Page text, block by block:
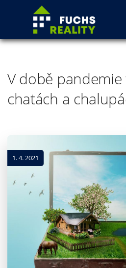
V době
chatách a
1. 4. 2021